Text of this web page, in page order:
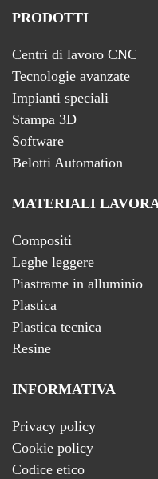
PRODOTTI
Centri di lavoro CNC
Tecnologie avanzate
Impianti speciali
Stampa 3D
Software
Belotti Automation
MATERIALI
Compositi
Leghe leggere
Piastrame in alluminio
Plastica
Plastica tecnica
Resine
INFORMATIVA
Privacy policy
Cookie policy
Codice etico